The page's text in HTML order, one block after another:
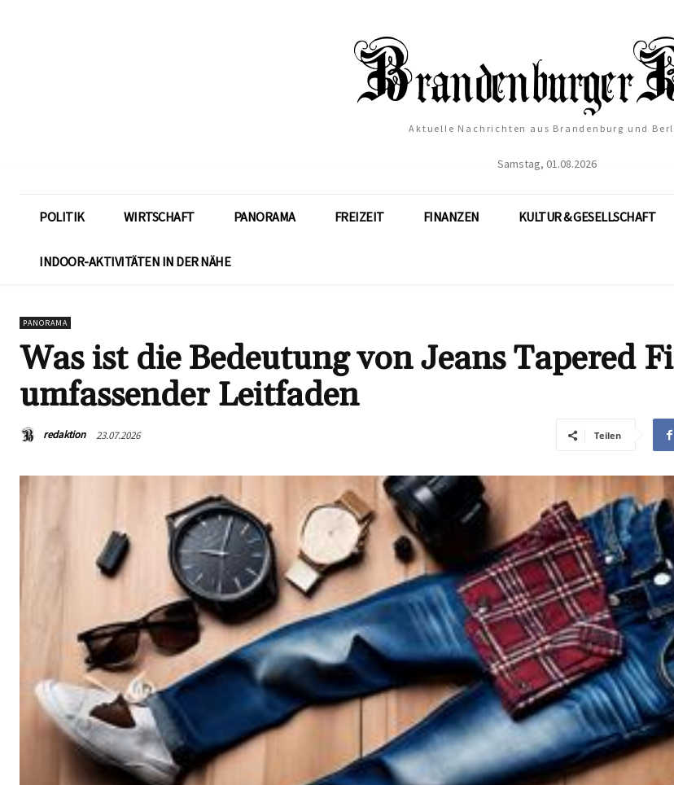
Aktuelle Nachrichten aus Brandenburg und
Samstag, 01.08.2026
POLITIK WIRTSCHAFT PANORAMA FREIZEIT FINANZEN KULTUR & GESELLSCHAFT
INDOOR-AKTIVITÄTEN IN DER NÄHE
PANORAMA
Was ist die Bedeutung von Jeans Tapered
umfassender Leitfaden
redaktion 23.07.2026 Teilen